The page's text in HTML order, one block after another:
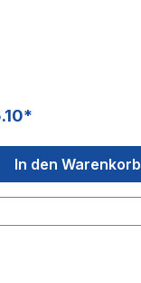
In den Warenkorb